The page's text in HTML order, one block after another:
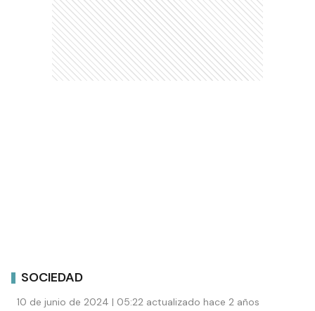
SOCIEDAD
10 de junio de 2024 | 05:22 actualizado hace 2 años